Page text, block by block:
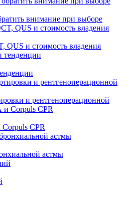
внимание при выборе
QUS и стоимость владения
и рентгеноперационной
CPR
астмы